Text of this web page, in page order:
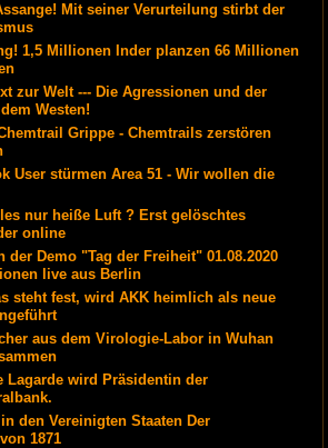
Mit seiner Verurteilung stirbt der
1,5 Millionen Inder planzen 66 Millionen
zur Welt --- Die Agressionen und der
Westen!
Grippe - Chemtrails zerstören
User stürmen Area 51 - Wir wollen die
nur heiße Luft ? Erst gelöschtes
online
der Demo "Tag der Freiheit" 01.08.2020
live aus Berlin
steht fest, wird AKK heimlich als neue
aus dem Virologie-Labor in Wuhan
Lagarde wird Präsidentin der
den Vereinigten Staaten Der
1871